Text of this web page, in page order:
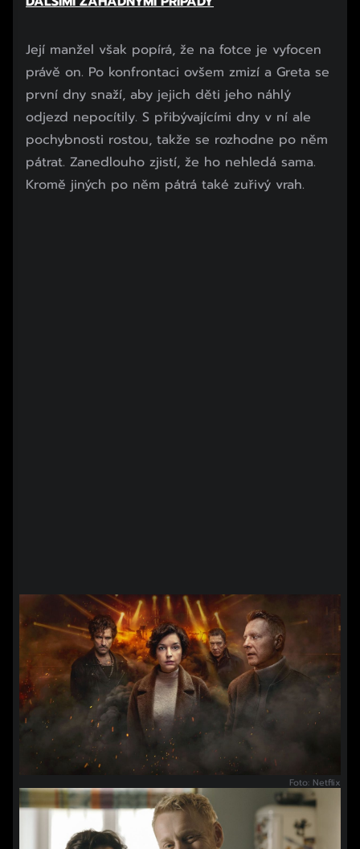
Začátek reklamy
Konec reklamy
Její manžel však popírá, že na fotce je vyfocen
právě on. Po konfrontaci ovšem zmizí a Greta se
první dny snaží, aby jejich děti jeho náhlý
odjezd nepocítily. S přibývajícími dny v ní ale
pochybnosti rostou, takže se rozhodne po něm
pátrat. Zanedlouho zjistí, že ho nehledá sama.
Kromě jiných po něm pátrá také zuřivý vrah.
Foto: Netflix